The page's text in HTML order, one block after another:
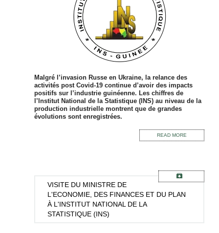
Malgré l’invasion Russe en Ukraine, la relance des
activités post Covid-19 continue d’avoir des impacts
positifs sur l’industrie guinéenne. Les chiffres de
l’Institut National de la Statistique (INS) au niveau de la
production industrielle montrent que de grandes
évolutions sont enregistrées.
READ MORE
VISITE DU MINISTRE DE
L'ECONOMIE, DES FINANCES ET DU PLAN
À L'INSTITUT NATIONAL DE LA
STATISTIQUE (INS)